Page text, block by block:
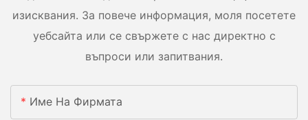
изисквания. За повече информация, моля посетете
уебсайта или се свържете с нас директно с
въпроси или запитвания.
Име На Фирмата